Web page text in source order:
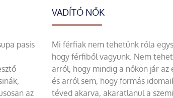
pasis
az
VADÍTÓ NŐK
Mi férfiak nem tehetünk róla
hogy férfiből vagyunk. Nem
arról, hogy mindig a nőkön jár az
és arról sem, hogy formás
téved akarva, akaratlanul a